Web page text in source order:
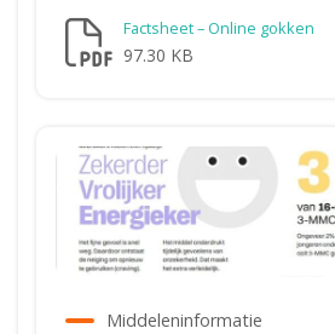
97.30 KB
Factsheet – Online gokken
Middeleninformatie